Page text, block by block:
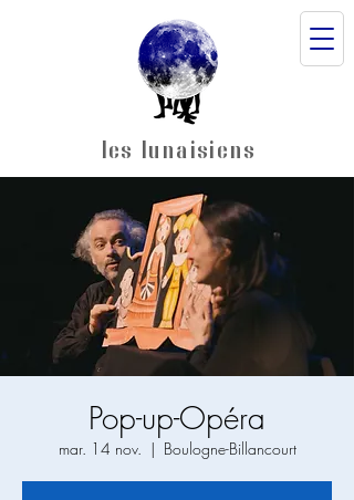
les lunaisiens
Pop-up-Opéra
mar. 14 nov.
  |
Boulogne-Billancourt